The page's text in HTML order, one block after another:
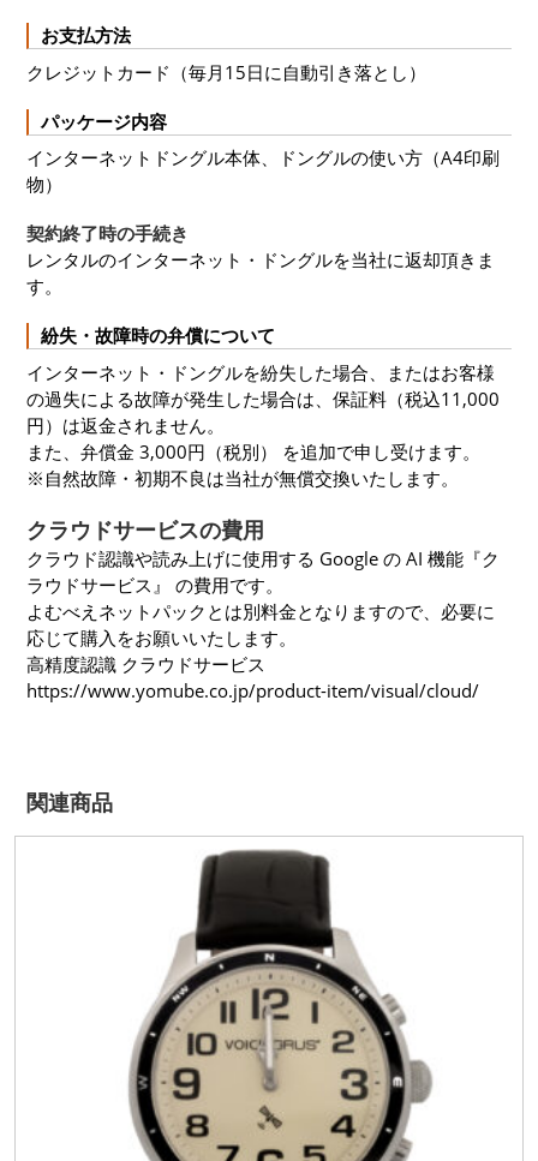
お支払方法
クレジットカード（毎月15日に自動引き落とし）
パッケージ内容
インターネットドングル本体、ドングルの使い方（A4印刷
物）
契約終了時の手続き
レンタルのインターネット・ドングルを当社に返却頂きま
す。
紛失・故障時の弁償について
インターネット・ドングルを紛失した場合、またはお客様
の過失による故障が発生した場合は、保証料（税込11,000
円）は返金されません。
また、弁償金 3,000円（税別） を追加で申し受けます。
※自然故障・初期不良は当社が無償交換いたします。
クラウドサービスの費用
クラウド認識や読み上げに使用する Google の AI 機能『ク
ラウドサービス』 の費用です。
よむべえネットパックとは別料金となりますので、必要に
応じて購入をお願いいたします。
高精度認識 クラウドサービス
https://www.yomube.co.jp/product-item/visual/cloud/
関連商品